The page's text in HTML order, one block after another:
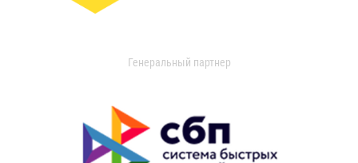
Генеральный партнер